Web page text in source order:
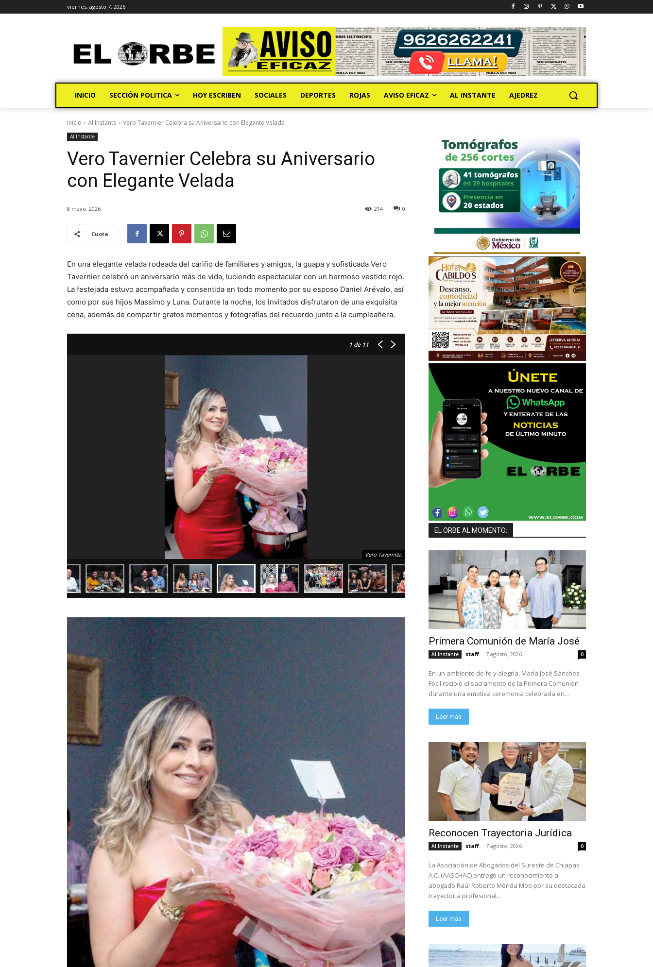
viernes, agosto 7, 2026
INICIO SECCIÓN POLITICA HOY ESCRIBEN SOCIALES DEPORTES ROJAS AVISO EFICAZ AL INSTANTE AJEDREZ
Inicio Al Instante Vero Tavernier Celebra su Aniversario con Elegante Velada
Al Instante
Vero Tavernier Celebra su Aniversario
con Elegante Velada
8 mayo, 2026 0
214
Cuota
En una elegante velada rodeada del cariño de familiares y amigos, la guapa y sofisticada Vero
Tavernier celebró un aniversario más de vida, luciendo espectacular con un hermoso vestido rojo.
La festejada estuvo acompañada y consentida en todo momento por su esposo Daniel Arévalo, así
como por sus hijos Massimo y Luna. Durante la noche, los invitados disfrutaron de una exquisita
cena, además de compartir gratos momentos y fotografías del recuerdo junto a la cumpleañera.
1 de 11
Vero Tavernier.
EL ORBE AL MOMENTO:
Primera Comunión de María José
Al Instante staff - 7 agosto, 2026 0
En un ambiente de fe y alegría, María José Sánchez
Fócil recibió el sacramento de la Primera Comunión
durante una emotiva ceremonia celebrada en...
Leer más
Reconocen Trayectoria Jurídica
Al Instante staff - 7 agosto, 2026 0
La Asociación de Abogados del Sureste de Chiapas
A.C. (AASCHAC) entregó un reconocimiento al
abogado Raúl Roberto Mérida Moo por su destacada
trayectoria profesional...
Leer más